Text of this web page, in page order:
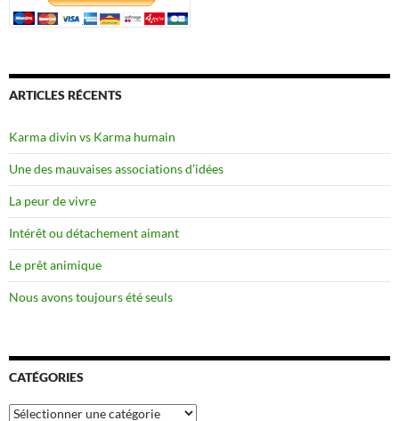
ARTICLES RÉCENTS
Karma divin vs Karma humain
Une des mauvaises associations d’idées
La peur de vivre
Intérêt ou détachement aimant
Le prêt animique
Nous avons toujours été seuls
CATÉGORIES
Catégories